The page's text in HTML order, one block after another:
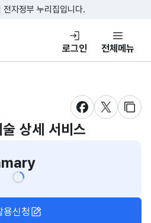
콘텐츠 바로가기
푸터 바로가기
자정부 누리집입니다.
데이터포털
로그인 전체메뉴
새창 열림새창 열림
새창
상세 서비스
용신청